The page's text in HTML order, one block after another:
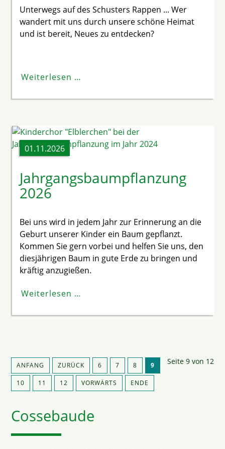
Unterwegs auf des Schusters Rappen ... Wer
wandert mit uns durch unsere schöne Heimat
und ist bereit, Neues zu entdecken?
Weiterlesen …
Jahrgangsbaumpflanzung
2026
01.11.2026
Bei uns wird in jedem Jahr zur Erinnerung an die
Geburt unserer Kinder ein Baum gepflanzt.
Kommen Sie gern vorbei und helfen Sie uns, den
diesjährigen Baum in gute Erde zu bringen und
kräftig anzugießen.
Weiterlesen …
Seite 9 von 12
ANFANG ZURÜCK 6 7 8 9
10 11 12 VORWÄRTS ENDE
Cossebaude